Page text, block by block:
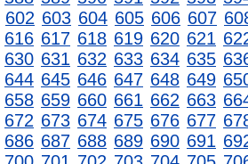
602 603 604 605 606 607
616 617 618 619 620 621
630 631 632 633 634 635
644 645 646 647 648 649
658 659 660 661 662 663
672 673 674 675 676 677
686 687 688 689 690 691